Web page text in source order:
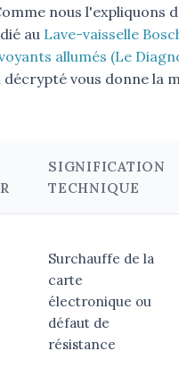
nous l'expliquons
au Lave-vaisselle
allumés (Le
décrypté vous donne la
SIGNIFICATION
TECHNIQUE
Surchauffe de la
carte
électronique ou
défaut de
résistance